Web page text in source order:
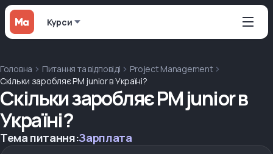
Курси
Головна Питання та відповіді
Project Management
Скільки заробляє PM junior в Україні?
Скільки заробляє PM junior в
Україні?
Тема питання:Зарплата